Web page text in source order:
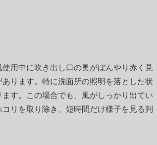
用中に吹き出し口の奥がぼんやり赤く見
ります。特に洗面所の照明を落とした状
す。この場合でも、風がしっかり出てい
リを取り除き、短時間だけ様子を見る判